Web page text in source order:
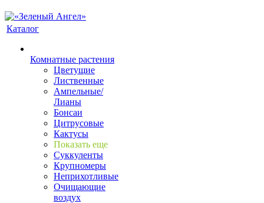
Каталог
Комнатные растения
Цветущие
Лиственные
Ампельные/
Лианы
Бонсаи
Цитрусовые
Кактусы
Показать еще
Суккуленты
Крупномеры
Неприхотливые
Очищающие
воздух